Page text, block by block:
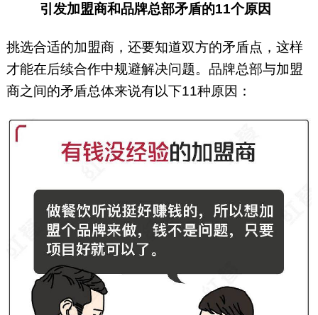
引发加盟商和品牌总部矛盾的11个原因
挑选合适的加盟商，还要知道双方的矛盾点，这样
才能在后续合作中规避解决问题。品牌总部与加盟
商之间的矛盾总体来说有以下11种原因：